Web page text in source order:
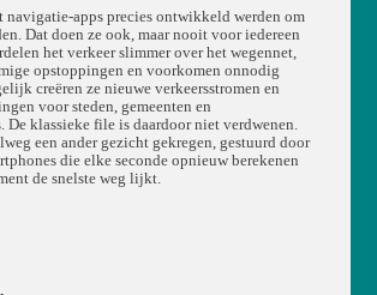
navigatie-apps precies ontwikkeld werden om
Dat doen ze ook, maar nooit voor iedereen
het verkeer slimmer over het wegennet,
opstoppingen en voorkomen onnodig
creëren ze nieuwe verkeersstromen en
voor steden, gemeenten en
De klassieke file is daardoor niet verdwenen.
een ander gezicht gekregen, gestuurd door
die elke seconde opnieuw berekenen
de snelste weg lijkt.